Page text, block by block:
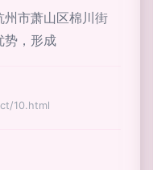
市萧山区棉川街
势，形成
10.html